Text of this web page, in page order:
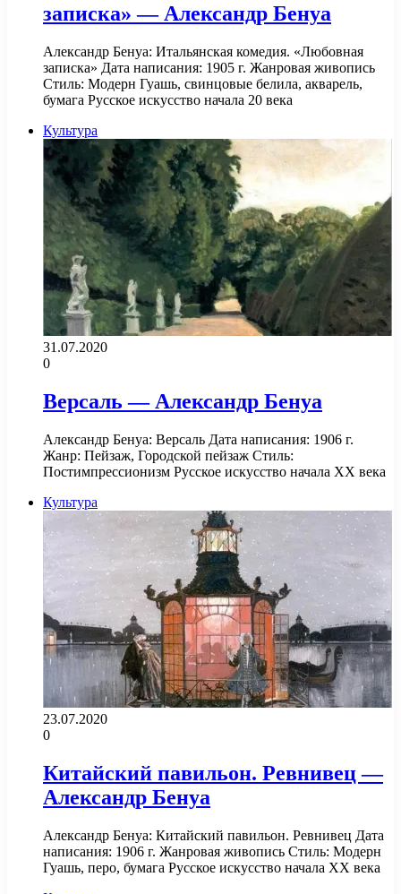
записка» — Александр Бенуа
Александр Бенуа: Итальянская комедия. «Любовная
записка» Дата написания: 1905 г. Жанровая живопись
Стиль: Модерн Гуашь, свинцовые белила, акварель,
бумага Русское искусство начала 20 века
Культура
31.07.2020
0
Версаль — Александр Бенуа
Александр Бенуа: Версаль Дата написания: 1906 г.
Жанр: Пейзаж, Городской пейзаж Стиль:
Постимпрессионизм Русское искусство начала XX века
Культура
23.07.2020
0
Китайский павильон. Ревнивец —
Александр Бенуа
Александр Бенуа: Китайский павильон. Ревнивец Дата
написания: 1906 г. Жанровая живопись Стиль: Модерн
Гуашь, перо, бумага Русское искусство начала XX века